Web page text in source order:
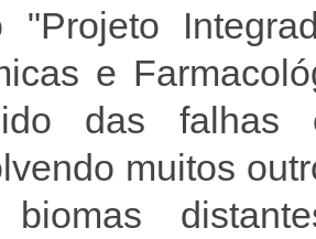
"Projeto
e
das falhas
muitos